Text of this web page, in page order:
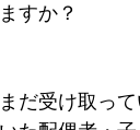
すか？
だ受け取っ